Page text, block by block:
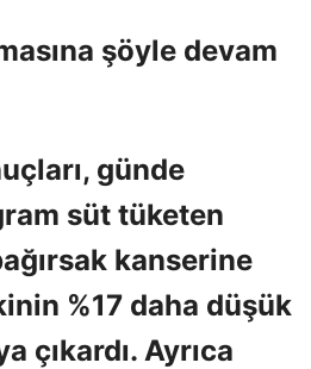
şöyle devam
günde
süt tüketen
kanserine
%17 daha düşük
çıkardı. Ayrıca